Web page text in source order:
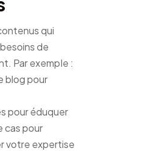
qui
de
Par exemple :
blog pour
pour éduquer
cas pour
votre expertise